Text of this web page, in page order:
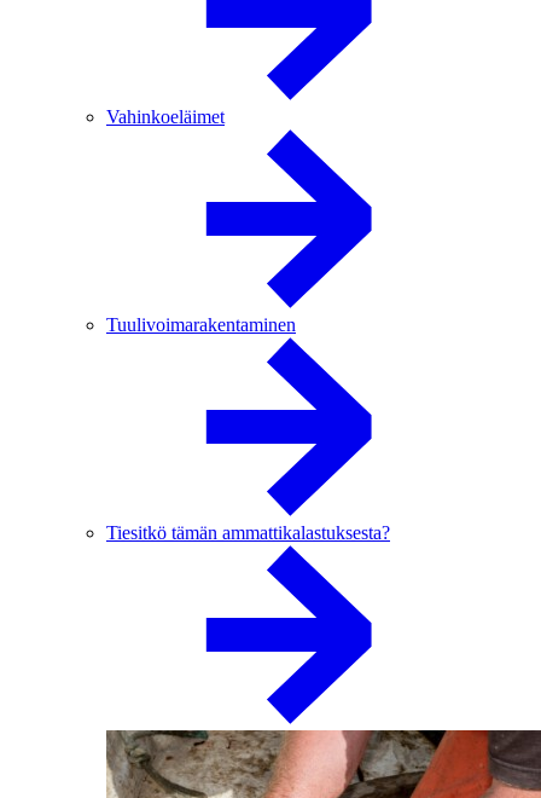
Vahinkoeläimet
Tuulivoimarakentaminen
Tiesitkö tämän ammattikalastuksesta?